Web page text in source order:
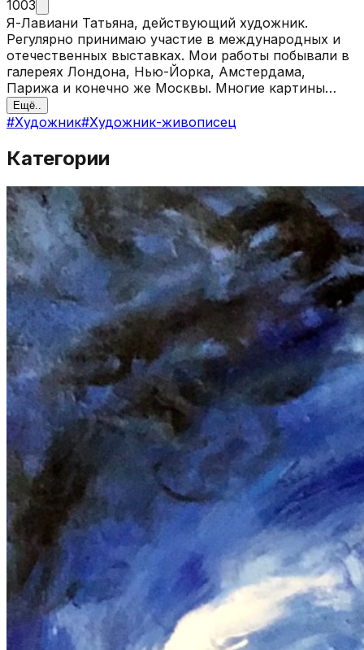
1003
Я-Лавиани Татьяна, действующий художник.
Регулярно принимаю участие в международных и
отечественных выставках. Мои работы побывали в
галереях Лондона, Нью-Йорка, Амстердама,
Парижа и конечно же Москвы. Многие картины
находятся в частных коллекциях. В моих работах
можно отыскать удивительные приемы
живописи я бы больше отнесла к символизму.
Ещё..
#Художник#Художник-живописец
Категории